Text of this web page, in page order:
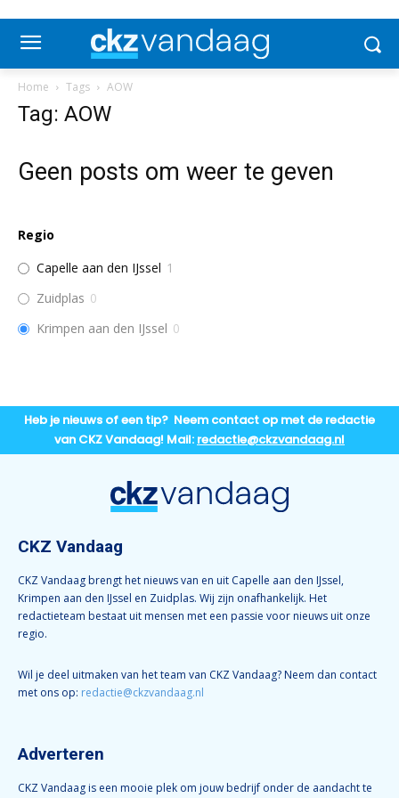
Home Tags AOW
Tag: AOW
Geen posts om weer te geven
Regio
Capelle aan den IJssel 1
Zuidplas 0
Krimpen aan den IJssel 0
Heb je nieuws of een tip? Neem contact op met de redactie
van CKZ Vandaag! Mail: redactie@ckzvandaag.nl
CKZ Vandaag
CKZ Vandaag brengt het nieuws van en uit Capelle aan den IJssel,
Krimpen aan den IJssel en Zuidplas. Wij zijn onafhankelijk. Het
redactieteam bestaat uit mensen met een passie voor nieuws uit onze
regio.
Wil je deel uitmaken van het team van CKZ Vandaag? Neem dan contact
met ons op: redactie@ckzvandaag.nl
Adverteren
CKZ Vandaag is een mooie plek om jouw bedrijf onder de aandacht te